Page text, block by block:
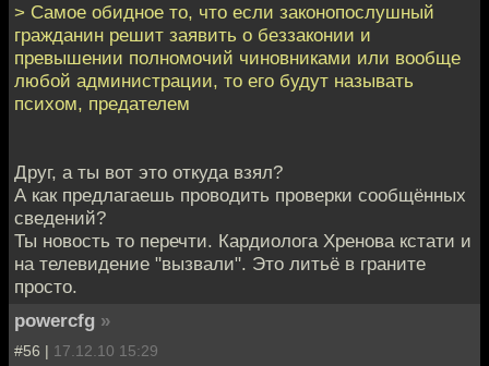
> Самое обидное то, что если законопослушный
гражданин решит заявить о беззаконии и
превышении полномочий чиновниками или вообще
любой администрации, то его будут называть
психом, предателем
Друг, а ты вот это откуда взял?
А как предлагаешь проводить проверки сообщённых
сведений?
Ты новость то перечти. Кардиолога Хренова кстати и
на телевидение "вызвали". Это литьё в граните
просто.
powercfg »
#56 | 17.12.10 15:29